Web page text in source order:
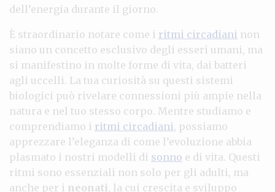
dell’energia durante il giorno.
È straordinario notare come i ritmi circadiani non
siano un concetto esclusivo degli esseri umani, ma
si manifestino in molte forme di vita, dai batteri
agli uccelli. La tua curiosità su questi sistemi
biologici può rivelare connessioni più ampie nella
natura e nel tuo stesso corpo. Mentre studiamo e
comprendiamo i ritmi circadiani, possiamo
apprezzare l’eleganza di come l’evoluzione abbia
plasmato i nostri modelli di sonno e di vita. Questi
ritmi sono essenziali non solo per gli adulti, ma
anche per i neonati, la cui crescita e sviluppo